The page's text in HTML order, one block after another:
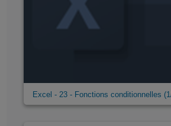
Excel - 23 - Fonctions conditionnelles